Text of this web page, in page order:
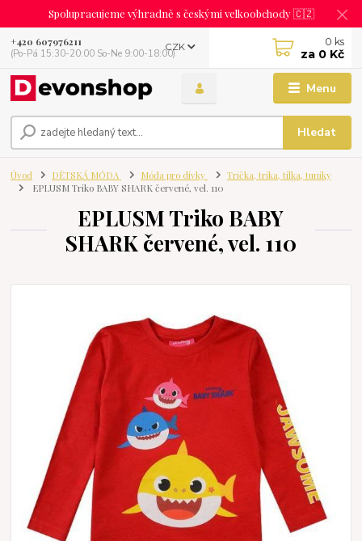
Spolupracujeme výhradně s českými velkoobchody 🇨🇿
Menu
CZK
Hledat
+420 607976211
(Po-Pá 15:30-20:00 So-Ne 9:00-18:00)
0 ks
za 0 Kč
Úvod DĚTSKÁ MÓDA Móda pro dívky
Trička, trika, tílka, tuniky
EPLUSM Triko BABY SHARK červené, vel. 110
EPLUSM Triko BABY
SHARK červené, vel. 110